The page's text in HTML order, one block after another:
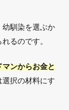
幼馴染を選ぶか
るのです。
ンからお金と
択の材料にす